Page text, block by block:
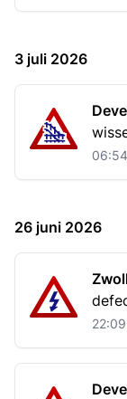
3 juli 2026
26 juni 2026